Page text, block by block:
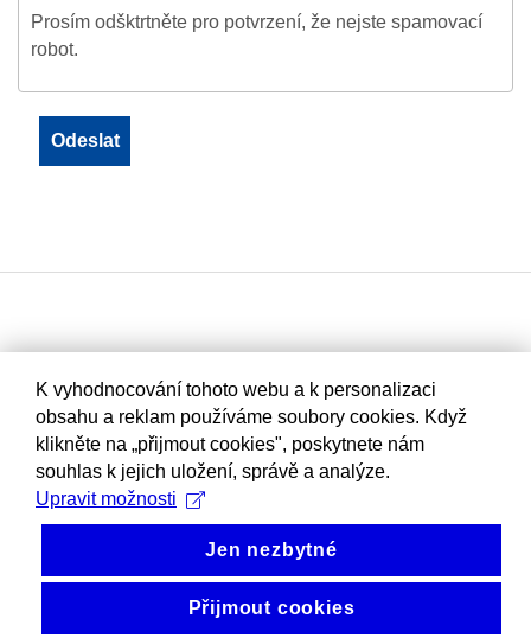
Prosím odšktrtněte pro potvrzení, že nejste spamovací
robot.
K vyhodnocování tohoto webu a k personalizaci
obsahu a reklam používáme soubory cookies. Když
klikněte na „přijmout cookies", poskytnete nám
souhlas k jejich uložení, správě a analýze.
Upravit možnosti
Jen nezbytné
Přijmout cookies